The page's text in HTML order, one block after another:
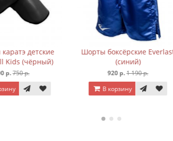
детские
(чёрный)
р.
Шорты боксёрские Everlast
(синий)
920 р.1 190 р.
В корзину